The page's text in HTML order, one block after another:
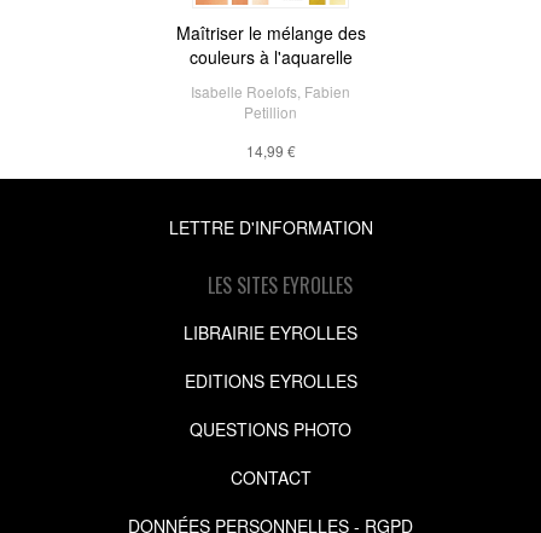
Maîtriser le mélange des
couleurs à l'aquarelle
Isabelle Roelofs Fabien
Petillion
14,99 €
LETTRE D'INFORMATION
LES SITES EYROLLES
LIBRAIRIE EYROLLES
EDITIONS EYROLLES
QUESTIONS PHOTO
CONTACT
DONNÉES PERSONNELLES - RGPD